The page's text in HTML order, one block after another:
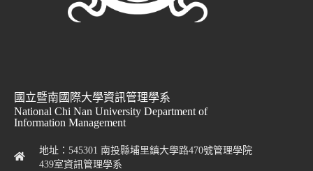
國立暨南國際大學資訊管理學系
National Chi Nan University Department of
Information Management
地址：545301 南投縣埔里鎮大學路470號管理學院
439室資訊管理學系